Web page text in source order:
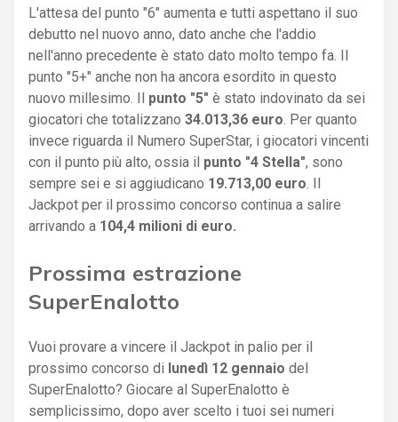
L'attesa del punto "6" aumenta e tutti aspettano il suo
debutto nel nuovo anno, dato anche che l'addio
nell'anno precedente è stato dato molto tempo fa. Il
punto "5+" anche non ha ancora esordito in questo
nuovo millesimo. Il punto "5" è stato indovinato da sei
giocatori che totalizzano 34.013,36 euro . Per quanto
invece riguarda il Numero SuperStar, i giocatori vincenti
con il punto più alto, ossia il punto "4 Stella", sono
sempre sei e si aggiudicano 19.713,00 euro . Il
Jackpot per il prossimo concorso continua a salire
arrivando a 104,4 milioni di euro.
Prossima estrazione
SuperEnalotto
Vuoi provare a vincere il Jackpot in palio per il
prossimo concorso di lunedì 12 gennaio del
SuperEnalotto? Giocare al SuperEnalotto è
semplicissimo, dopo aver scelto i tuoi sei numeri